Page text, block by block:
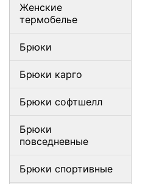
Женские
термобелье
Брюки
Брюки карго
Брюки софтшелл
Брюки
повседневные
Брюки спортивные